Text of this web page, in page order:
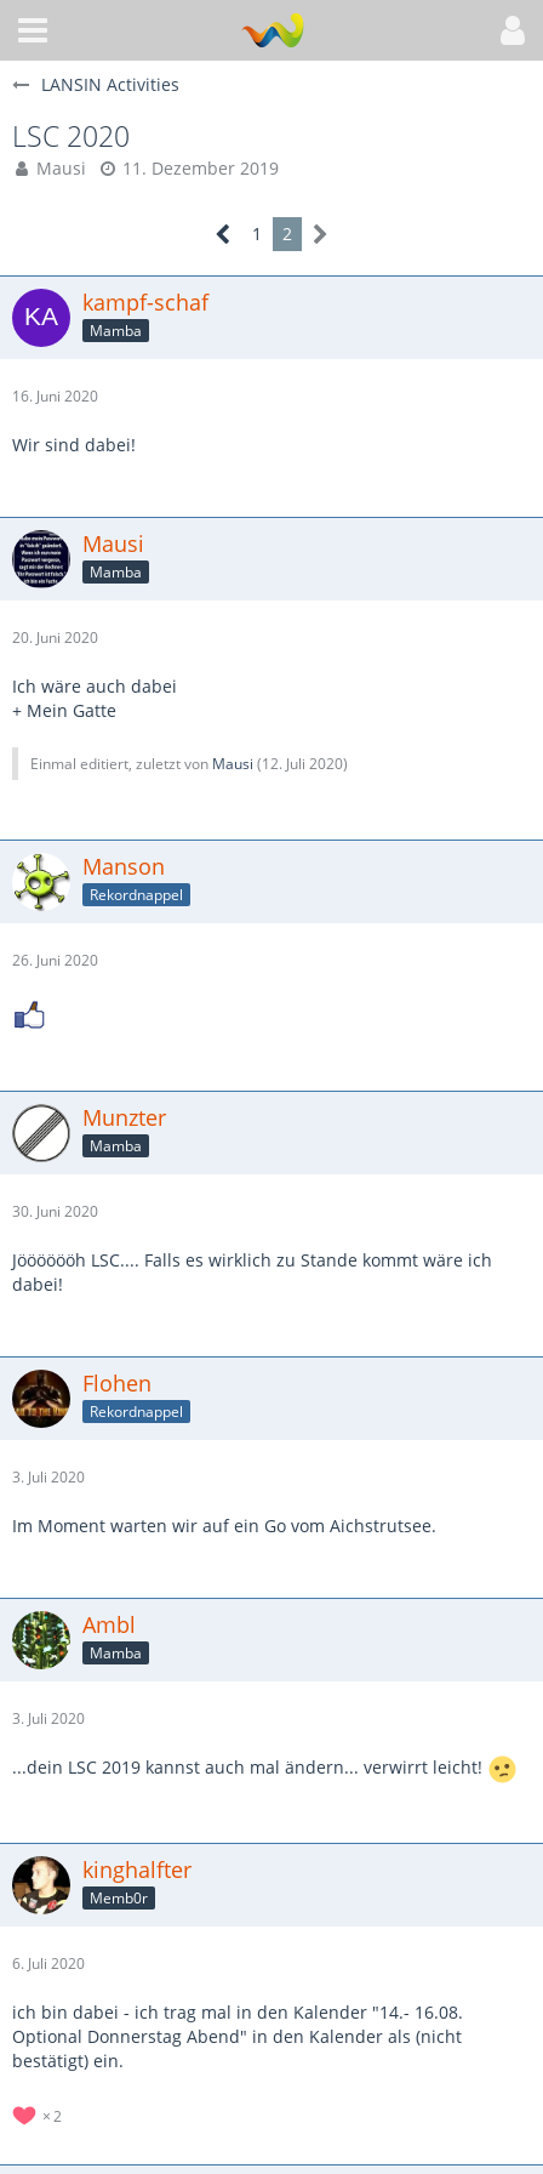
LANSIN Activities
LSC 2020
Mausi 11. Dezember 2019
1 2
kampf-schaf
Mamba
16. Juni 2020
Wir sind dabei!
Mausi
Mamba
20. Juni 2020
Ich wäre auch dabei
+ Mein Gatte
Einmal editiert, zuletzt von Mausi (12. Juli 2020)
Manson
Rekordnappel
26. Juni 2020
Munzter
Mamba
30. Juni 2020
Jööööööh LSC.... Falls es wirklich zu Stande kommt wäre ich
dabei!
Flohen
Rekordnappel
3. Juli 2020
Im Moment warten wir auf ein Go vom Aichstrutsee.
Ambl
Mamba
3. Juli 2020
...dein LSC 2019 kannst auch mal ändern... verwirrt leicht!
kinghalfter
Memb0r
6. Juli 2020
ich bin dabei - ich trag mal in den Kalender "14.- 16.08.
Optional Donnerstag Abend" in den Kalender als (nicht
bestätigt) ein.
2